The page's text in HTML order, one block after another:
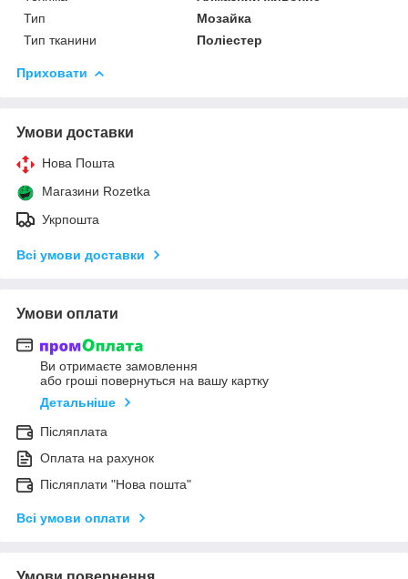
Тип
Мозайка
Тип тканини
Поліестер
Приховати
Умови доставки
Нова Пошта
Магазини Rozetka
Укрпошта
Всі умови доставки
Умови оплати
Ви отримаєте замовлення
або гроші повернуться на вашу картку
Детальніше
Післяплата
Оплата на рахунок
Післяплати "Нова пошта"
Всі умови оплати